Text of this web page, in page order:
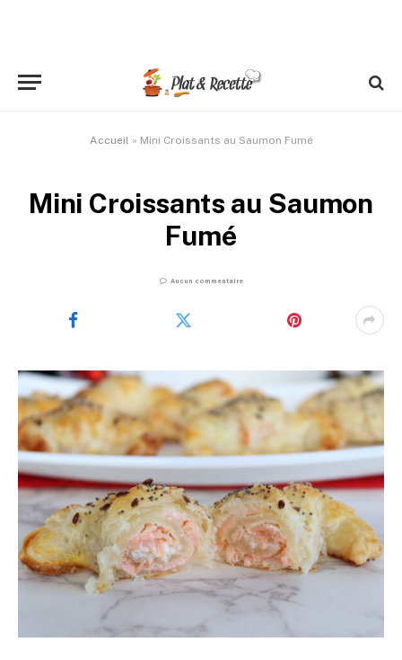
Accueil » Mini Croissants au Saumon Fumé
Mini Croissants au Saumon
Fumé
Aucun commentaire